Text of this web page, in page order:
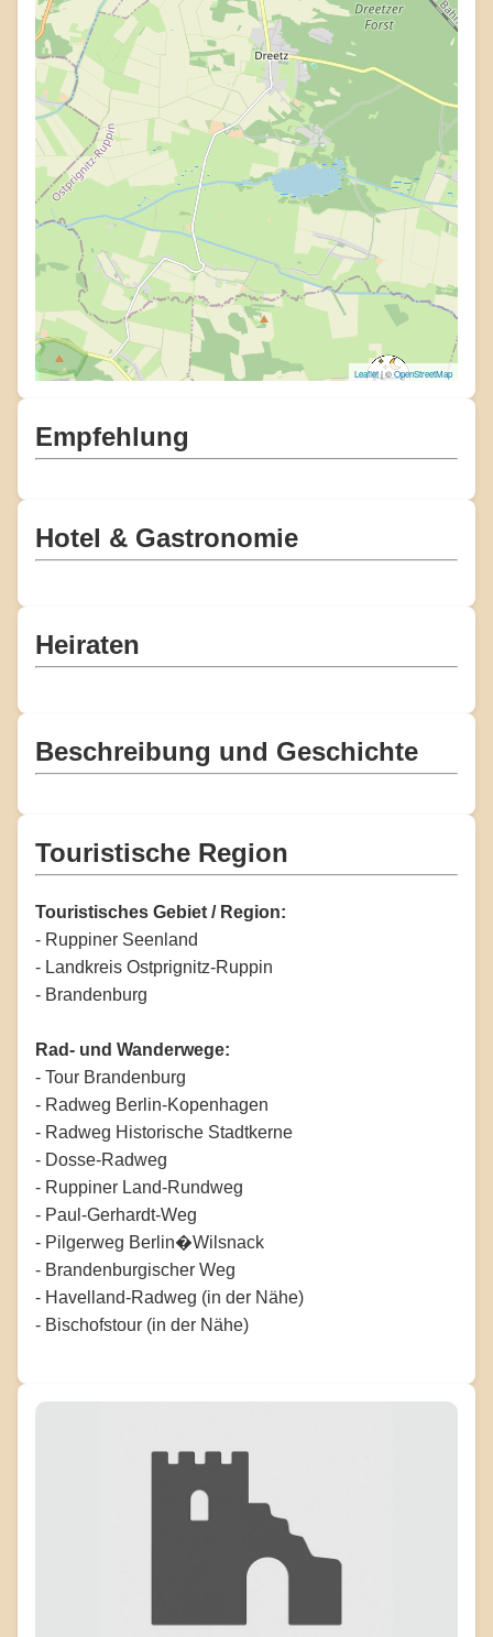
Leaflet| ©OpenStreetMap
Empfehlung
Hotel & Gastronomie
Heiraten
Beschreibung und Geschichte
Touristische Region
Touristisches Gebiet / Region:
- Ruppiner Seenland
- Landkreis Ostprignitz-Ruppin
- Brandenburg
Rad- und Wanderwege:
- Tour Brandenburg
- Radweg Berlin-Kopenhagen
- Radweg Historische Stadtkerne
- Dosse-Radweg
- Ruppiner Land-Rundweg
- Paul-Gerhardt-Weg
- Pilgerweg Berlin�Wilsnack
- Brandenburgischer Weg
- Havelland-Radweg (in der Nähe)
- Bischofstour (in der Nähe)